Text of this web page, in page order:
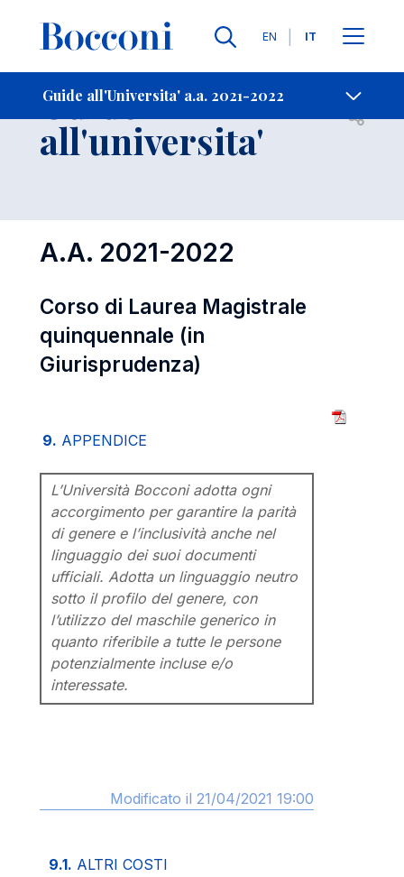
Lingue
EN IT
Guide all'Universita' a.a. 2021-2022
-
Guide
all'universita' Open
A.A. 2021-2022
Corso di Laurea Magistrale
quinquennale (in
Giurisprudenza)
9. APPENDICE
L’Università Bocconi adotta ogni
accorgimento per garantire la parità
di genere e l’inclusività anche nel
linguaggio dei suoi documenti
ufficiali. Adotta un linguaggio neutro
sotto il profilo del genere, con
l’utilizzo del maschile generico in
quanto riferibile a tutte le persone
potenzialmente incluse e/o
interessate.
Modificato il 21/04/2021 19:00
9.1. ALTRI COSTI